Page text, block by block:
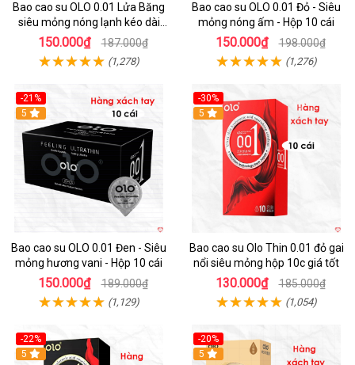
Bao cao su OLO 0.01 Lửa Băng
siêu mỏng nóng lạnh kéo dài
thời gian hộp 10
150.000₫ 187.000₫
(1,278)
Bao cao su OLO 0.01 Đỏ - Siêu
mỏng nóng ấm - Hộp 10 cái
150.000₫ 198.000₫
(1,276)
-21%
Hot
5
Bao cao su OLO 0.01 Đen - Siêu
mỏng hương vani - Hộp 10 cái
150.000₫ 189.000₫
(1,129)
-30%
5
Bao cao su Olo Thin 0.01 đỏ gai
nổi siêu mỏng hộp 10c giá tốt
130.000₫ 185.000₫
(1,054)
-22%
5
-20%
5